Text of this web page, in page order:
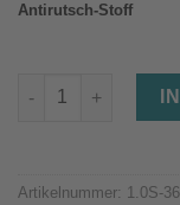
Antirutsch-Stoff
Stuhlauflage aus
Artikelnummer: 1.0S-